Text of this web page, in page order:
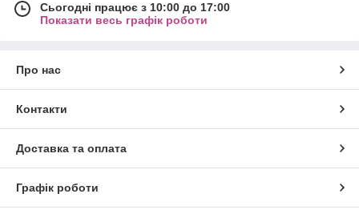
Сьогодні працює з 10:00 до 17:00
Показати весь графік роботи
Про нас
Контакти
Доставка та оплата
Графік роботи